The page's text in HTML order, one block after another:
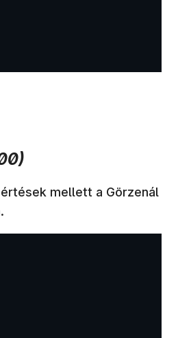
mellett a Görzenál